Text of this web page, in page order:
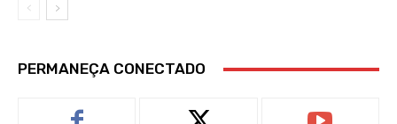
PERMANEÇA CONECTADO